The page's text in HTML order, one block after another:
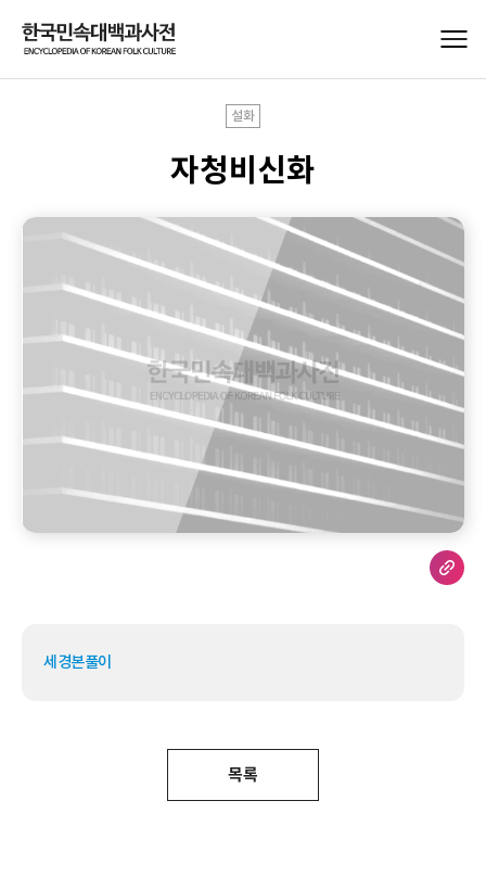
설화
자청비신화
세경본풀이
목록